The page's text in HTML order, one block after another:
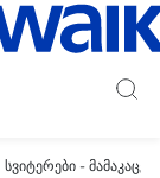
სვიტერები - მამაკაცები